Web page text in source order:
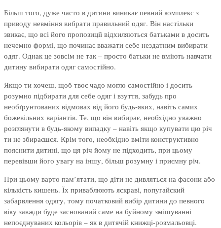
Більш того, дуже часто в дитини виникає певний комплекс з
приводу невміння вибрати правильний одяг. Він настільки
звикає, що всі його пропозиції відхиляються батьками в досить
нечемно формі, що починає вважати себе нездатним вибирати
одяг. Однак це зовсім не так – просто батьки не вміють навчати
дитину вибирати одяг самостійно.
Якщо ти хочеш, щоб твоє чадо могло самостійно і досить
розумно підбирати для себе одяг і взуття, забудь про
необґрунтованих відмовах від його будь-яких, навіть самих
божевільних варіантів. Те, що він вибирає, необхідно уважно
розглянути в будь-якому випадку – навіть якщо купувати цю річ
ти не збираєшся. Крім того, необхідно вміти конструктивно
пояснити дитині, що ця річ йому не підходить, при цьому
перевівши його увагу на іншу, більш розумну і приємну річ.
При цьому варто пам’ятати, що діти не дивляться на фасони або
кількість кишень. Їх приваблюють яскраві, попугайский
забарвлення одягу, тому початковий вибір дитини до певного
віку завжди буде заснований саме на буйному змішуванні
непоєднуваних кольорів – як в дитячій книжці-розмальовці.